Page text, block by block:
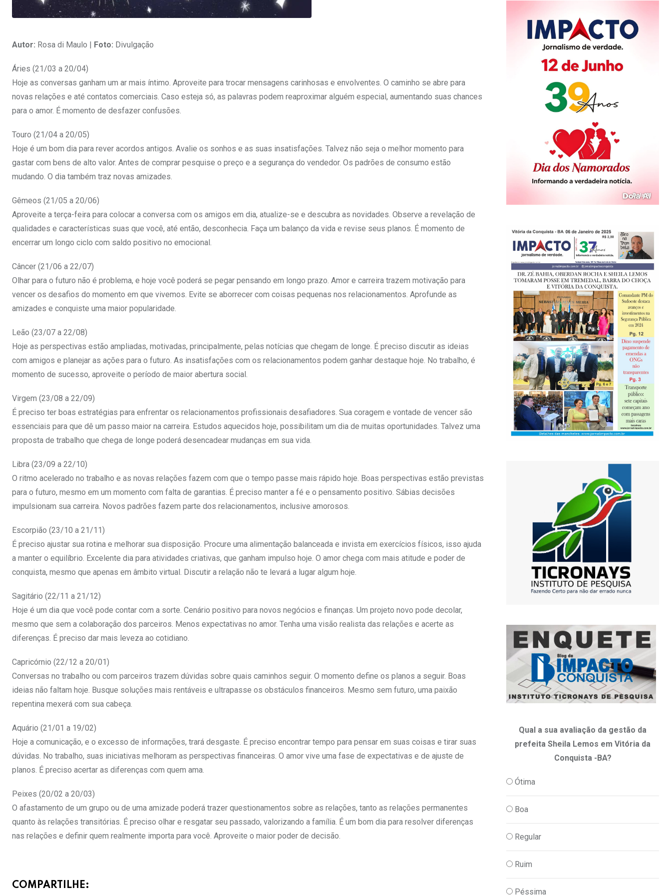
Autor: Rosa di Maulo | Foto: Divulgação
Áries (21/03 a 20/04)
Hoje as conversas ganham um ar mais íntimo. Aproveite para trocar mensagens carinhosas e envolventes. O caminho se abre para
novas relações e até contatos comerciais. Caso esteja só, as palavras podem reaproximar alguém especial, aumentando suas chances
para o amor. É momento de desfazer confusões.
Touro (21/04 a 20/05)
Hoje é um bom dia para rever acordos antigos. Avalie os sonhos e as suas insatisfações. Talvez não seja o melhor momento para
gastar com bens de alto valor. Antes de comprar pesquise o preço e a segurança do vendedor. Os padrões de consumo estão
mudando. O dia também traz novas amizades.
Gêmeos (21/05 a 20/06)
Aproveite a terça-feira para colocar a conversa com os amigos em dia, atualize-se e descubra as novidades. Observe a revelação de
qualidades e características suas que você, até então, desconhecia. Faça um balanço da vida e revise seus planos. É momento de
encerrar um longo ciclo com saldo positivo no emocional.
Câncer (21/06 a 22/07)
Olhar para o futuro não é problema, e hoje você poderá se pegar pensando em longo prazo. Amor e carreira trazem motivação para
vencer os desafios do momento em que vivemos. Evite se aborrecer com coisas pequenas nos relacionamentos. Aprofunde as
amizades e conquiste uma maior popularidade.
Leão (23/07 a 22/08)
Hoje as perspectivas estão ampliadas, motivadas, principalmente, pelas notícias que chegam de longe. É preciso discutir as ideias
com amigos e planejar as ações para o futuro. As insatisfações com os relacionamentos podem ganhar destaque hoje. No trabalho, é
momento de sucesso, aproveite o período de maior abertura social.
Virgem (23/08 a 22/09)
É preciso ter boas estratégias para enfrentar os relacionamentos profissionais desafiadores. Sua coragem e vontade de vencer são
essenciais para que dê um passo maior na carreira. Estudos aquecidos hoje, possibilitam um dia de muitas oportunidades. Talvez uma
proposta de trabalho que chega de longe poderá desencadear mudanças em sua vida.
Libra (23/09 a 22/10)
O ritmo acelerado no trabalho e as novas relações fazem com que o tempo passe mais rápido hoje. Boas perspectivas estão previstas
para o futuro, mesmo em um momento com falta de garantias. É preciso manter a fé e o pensamento positivo. Sábias decisões
impulsionam sua carreira. Novos padrões fazem parte dos relacionamentos, inclusive amorosos.
Escorpião (23/10 a 21/11)
É preciso ajustar sua rotina e melhorar sua disposição. Procure uma alimentação balanceada e invista em exercícios físicos, isso ajuda
a manter o equilíbrio. Excelente dia para atividades criativas, que ganham impulso hoje. O amor chega com mais atitude e poder de
conquista, mesmo que apenas em âmbito virtual. Discutir a relação não te levará a lugar algum hoje.
Sagitário (22/11 a 21/12)
Hoje é um dia que você pode contar com a sorte. Cenário positivo para novos negócios e finanças. Um projeto novo pode decolar,
mesmo que sem a colaboração dos parceiros. Menos expectativas no amor. Tenha uma visão realista das relações e acerte as
diferenças. É preciso dar mais leveza ao cotidiano.
Capricórnio (22/12 a 20/01)
Conversas no trabalho ou com parceiros trazem dúvidas sobre quais caminhos seguir. O momento define os planos a seguir. Boas
ideias não faltam hoje. Busque soluções mais rentáveis e ultrapasse os obstáculos financeiros. Mesmo sem futuro, uma paixão
repentina mexerá com sua cabeça.
Aquário (21/01 a 19/02)
Hoje a comunicação, e o excesso de informações, trará desgaste. É preciso encontrar tempo para pensar em suas coisas e tirar suas
dúvidas. No trabalho, suas iniciativas melhoram as perspectivas financeiras. O amor vive uma fase de expectativas e de ajuste de
planos. É preciso acertar as diferenças com quem ama.
Peixes (20/02 a 20/03)
O afastamento de um grupo ou de uma amizade poderá trazer questionamentos sobre as relações, tanto as relações permanentes
quanto às relações transitórias. É preciso olhar e resgatar seu passado, valorizando a família. É um bom dia para resolver diferenças
nas relações e definir quem realmente importa para você. Aproveite o maior poder de decisão.
COMPARTILHE:
Qual a sua avaliação da gestão da
prefeita Sheila Lemos em Vitória da
Conquista -BA?
Ótima
Boa
Regular
Ruim
Péssima